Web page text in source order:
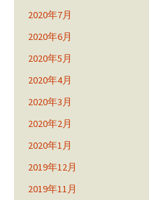
2020年7月
2020年6月
2020年5月
2020年4月
2020年3月
2020年2月
2020年1月
2019年12月
2019年11月